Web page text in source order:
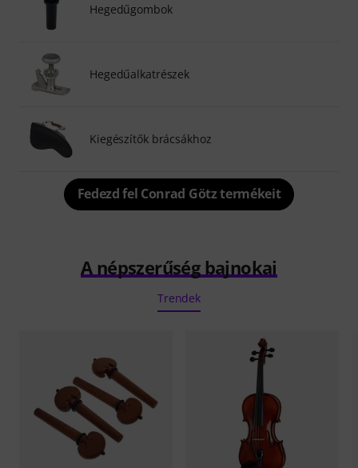
Hegedűgombok
Hegedűalkatrészek
Kiegészítők brácsákhoz
Fedezd fel Conrad Götz termékeit
A népszerűség bajnokai
Trendek